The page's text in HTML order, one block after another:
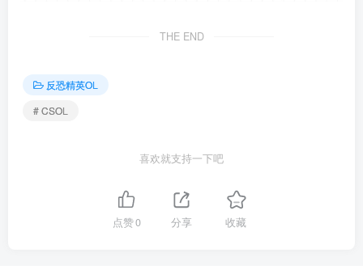
THE END
反恐精英OL
# CSOL
喜欢就支持一下吧
点赞0 分享 收藏